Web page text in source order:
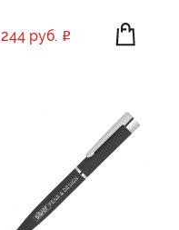
244 руб.